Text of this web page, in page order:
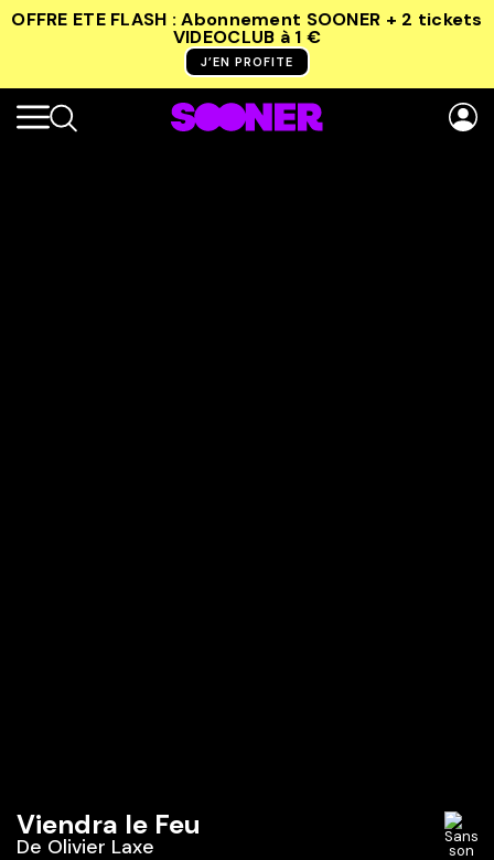
OFFRE ETE FLASH : Abonnement SOONER + 2 tickets
VIDEOCLUB à 1 €
J’EN PROFITE
Viendra le Feu
De Olivier Laxe